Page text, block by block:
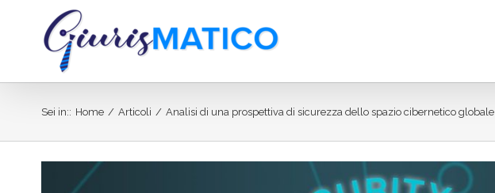
contenuto
Sei in:: Home / Articoli / Analisi di una prospettiva di sicurezza dello spazio cibernetico globale
Ingrandisci